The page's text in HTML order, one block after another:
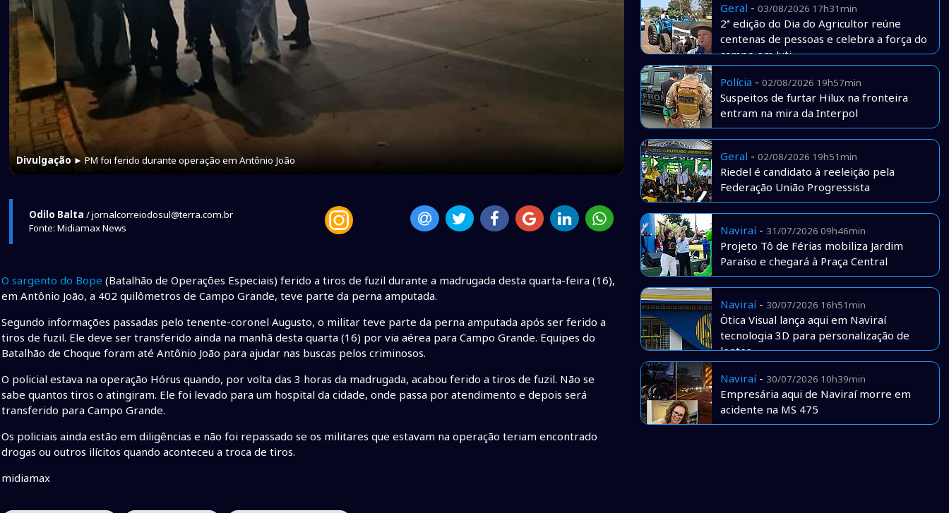
Divulgação ► PM foi ferido durante operação em Antônio João
Odilo Balta / jornalcorreiodosul@terra.com.br
Fonte: Midiamax News
O sargento do Bope (Batalhão de Operações Especiais) ferido a tiros de fuzil durante a madrugada desta quarta-feira (16),
em Antônio João, a 402 quilômetros de Campo Grande, teve parte da perna amputada.
Segundo informações passadas pelo tenente-coronel Augusto, o militar teve parte da perna amputada após ser ferido a
tiros de fuzil. Ele deve ser transferido ainda na manhã desta quarta (16) por via aérea para Campo Grande. Equipes do
Batalhão de Choque foram até Antônio João para ajudar nas buscas pelos criminosos.
O policial estava na operação Hórus quando, por volta das 3 horas da madrugada, acabou ferido a tiros de fuzil. Não se
sabe quantos tiros o atingiram. Ele foi levado para um hospital da cidade, onde passa por atendimento e depois será
transferido para Campo Grande.
Os policiais ainda estão em diligências e não foi repassado se os militares que estavam na operação teriam encontrado
drogas ou outros ilícitos quando aconteceu a troca de tiros.
midiamax
Geral - 03/08/2026 17h31min
2ª edição do Dia do Agricultor reúne
centenas de pessoas e celebra a força do
campo em Juti
Polícia - 02/08/2026 19h57min
Suspeitos de furtar Hilux na fronteira
entram na mira da Interpol
Geral - 02/08/2026 19h51min
Riedel é candidato à reeleição pela
Federação União Progressista
Naviraí- 31/07/2026 09h46min
Projeto Tô de Férias mobiliza Jardim
Paraíso e chegará à Praça Central
Naviraí- 30/07/2026 16h51min
Òtica Visual lança aqui em Naviraí
tecnologia 3D para personalização de
lentes
Naviraí- 30/07/2026 10h39min
Empresária aqui de Naviraí morre em
acidente na MS 475